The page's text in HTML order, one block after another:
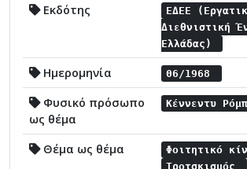
Εκδότης
ΕΔΕΕ
Διεθνιστική
Ελλάδας)
Ημερομηνία 06/1968
Φυσικό πρόσωπο
ως θέμα
Κέννεντυ
Θέμα ως θέμα
Φοιτητικό
Τροτσκισμός